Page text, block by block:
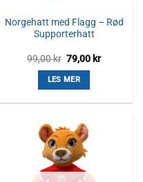
Norgehatt med Flagg – Rød
Supporterhatt
99,00kr Opprinnelig
pris
var:
99,00 kr.
79,00 kr
LES MER